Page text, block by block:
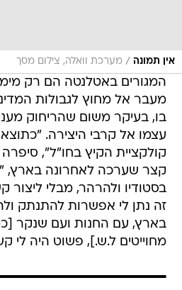
אין תמונה / מערכת וואלה, צילום מסך
המגורים באטלנטה הם רק
מעבר אל מחוץ לגבולות
בו, בעיקר משום שהריחוק
עצמו אל קרבי היצירה.
קולקציית הקיץ בחו"ל", סיפרה
קצר שערכה לאחרונה בארץ,
בסטודיו ולהרהר, מבלי ליצור
זה נתן לי אפשרות להתנתק
בארץ, עם החנות ועם שנקר
מחוייטים ל.ש.], פשוט היה לי